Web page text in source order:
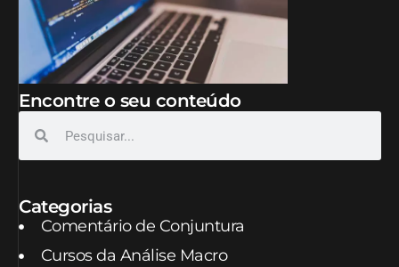
Encontre o seu conteúdo
Categorias
Comentário de Conjuntura
Cursos da Análise Macro